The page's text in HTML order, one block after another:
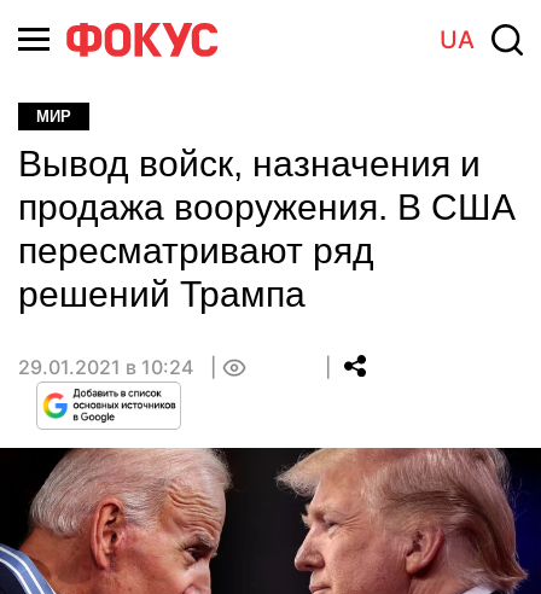
UA
МИР
Вывод войск, назначения и
продажа вооружения. В США
пересматривают ряд
решений Трампа
29.01.2021 в 10:24